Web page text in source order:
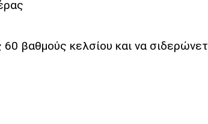
βαθμούς κελσίου και να